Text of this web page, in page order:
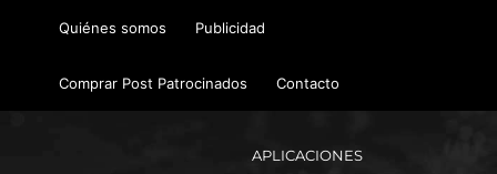
Quiénes somos Publicidad
Comprar Post Patrocinados Contacto
APLICACIONES